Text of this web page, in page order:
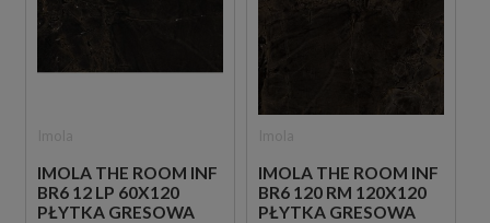
IMOLA THE ROOM INF
BR6 12 LP 60X120
PŁYTKA GRESOWA
IMOLA THE ROOM INF
BR6 120 RM 120X120
PŁYTKA GRESOWA